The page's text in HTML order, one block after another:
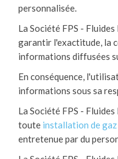
personnalisée.
La Société FPS -
garantir l'exactitude, la
informations diffusées
En conséquence,
informations sous sa
La Société FPS -
toute installation de gaz
entretenue par du